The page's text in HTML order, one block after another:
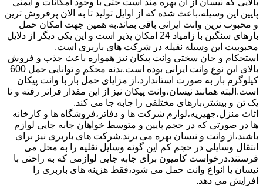
پایین این وسیله،باعث شده که از اوایل تولید تا به الان پرفروش ترین
و محبوب ترین وانت ایرانی باقی بماند.به همین جهت امکان حمل
بارهای سنگین با زامیاد 24 امکان پذیر است و این یکی دیگر از دلایل
محبوبیت این وسیله نقیله در شرکت های باربری است.
استحکام و جان سختی وانت پیکان نیز همواره باعث جذب و فروش
بالای این نوع وانت ایرانی بوده است.بدنه محکم و توانایی حمل 600
کیلوگرم بار به صورت استاندارد،از مزایای حمل بار با وانت پیکان
است.البته همانند نیسان،وانت پیکان نیز از این مقدار فراتر رفته و تا
یک تن و بیشتر،بارهای مختلفی را جابه جا می کند.
اثاث منزل،جهیزیه،لوازم شرکت ها و دفاتر،فروشگاه ها و کارخانه
ها در صورتی که در حجم پایین و متوسط خواهان جابه جایی لوازم
باشند،از وانت و نیسان بهره می برند.شرکت های باربری نیز برای
انتقال وسایلی در حجم کم این گونه وسایل نقلیه را به محل می
فرستند.درخواست کامیون برای جابه جایی لوازمی که به راحتی با
نیسان یا انواع وانت حمل می شود،فقط هزینه های باربری را
افزایش می دهد.